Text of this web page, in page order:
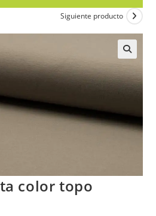
Siguiente producto
🔍
color topo